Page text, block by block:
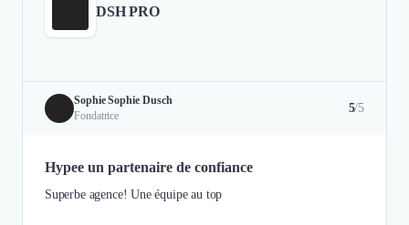
DSH PRO
Sophie Sophie Dusch
Fondatrice
5/5
Hypee un partenaire de confiance
Superbe agence! Une équipe au top